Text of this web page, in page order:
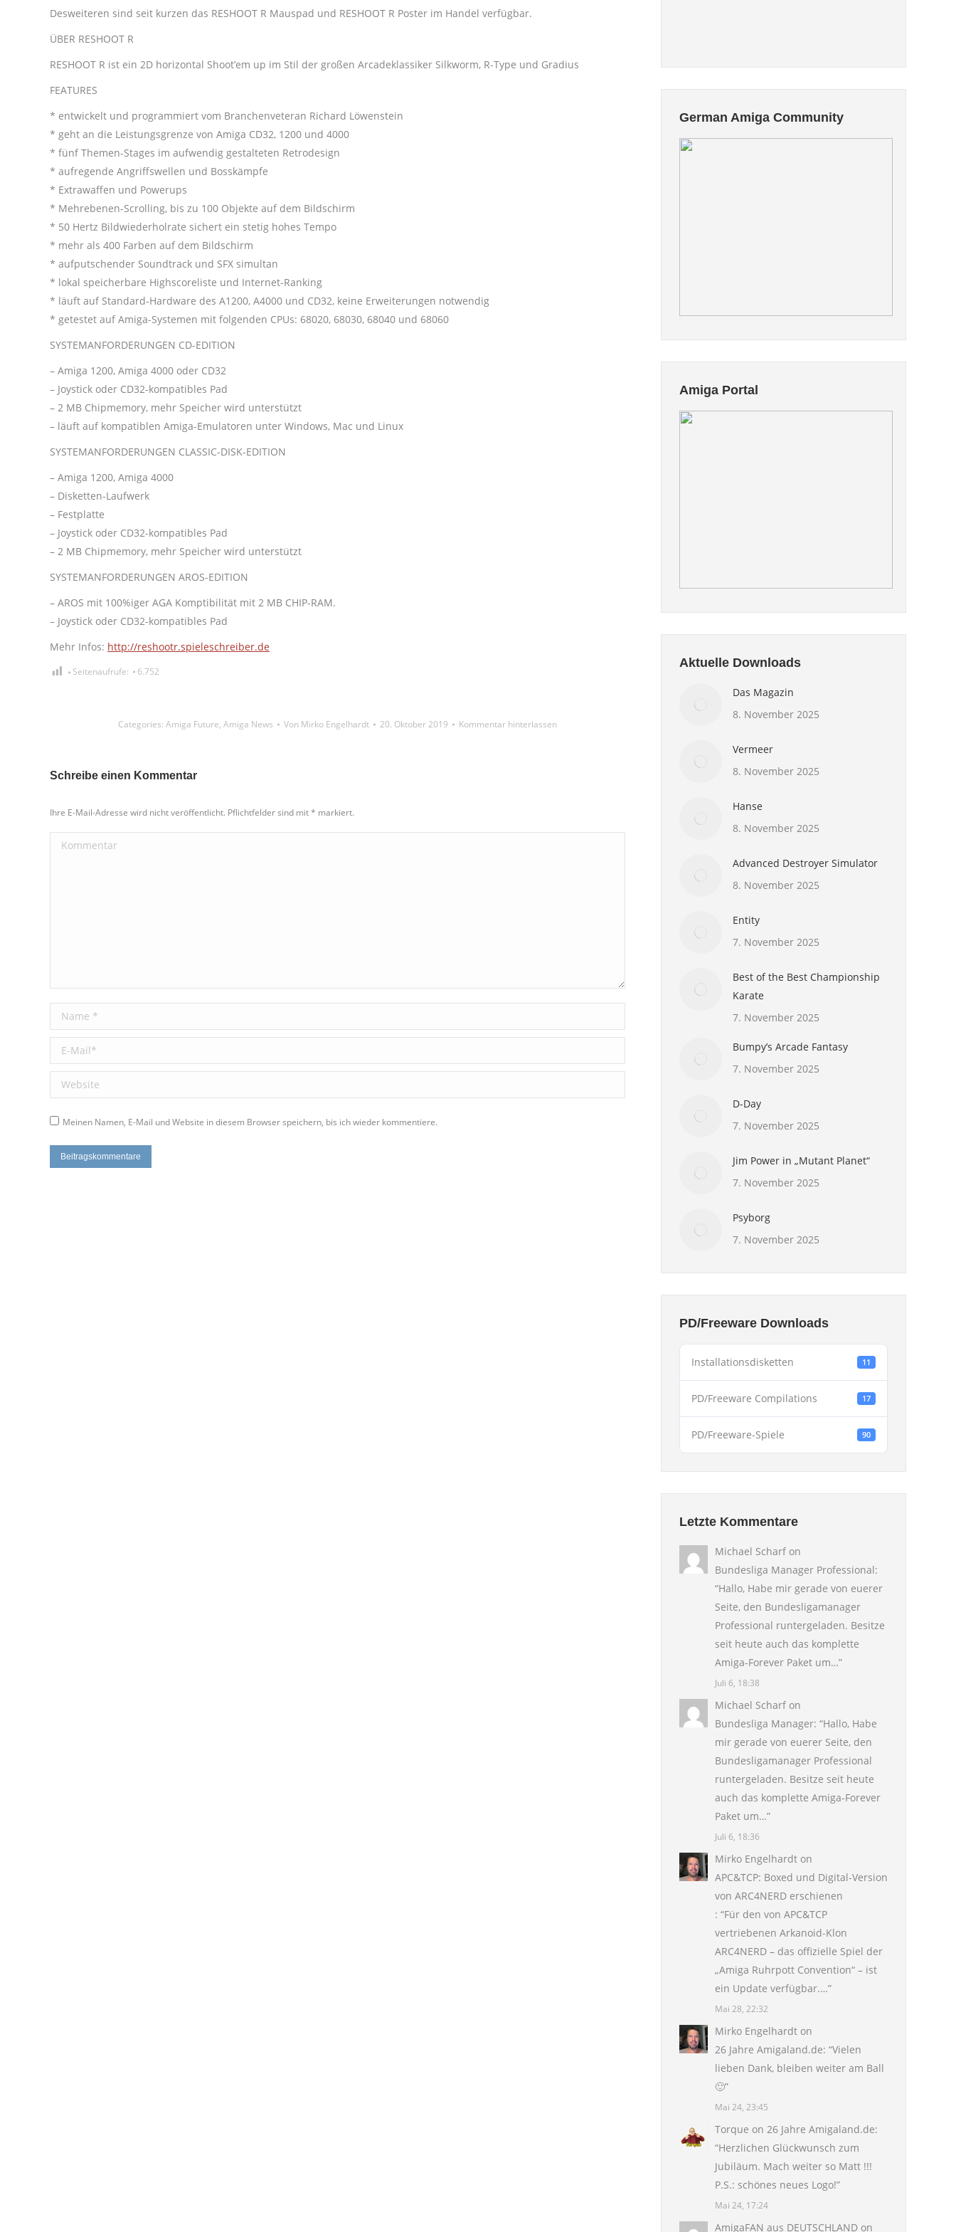
Desweiteren sind seit kurzen das RESHOOT R Mauspad und RESHOOT R Poster im Handel verfügbar.
ÜBER RESHOOT R
RESHOOT R ist ein 2D horizontal Shoot’em up im Stil der großen Arcadeklassiker Silkworm, R-Type und Gradius
FEATURES
* entwickelt und programmiert vom Branchenveteran Richard Löwenstein
* geht an die Leistungsgrenze von Amiga CD32, 1200 und 4000
* fünf Themen-Stages im aufwendig gestalteten Retrodesign
* aufregende Angriffswellen und Bosskämpfe
* Extrawaffen und Powerups
* Mehrebenen-Scrolling, bis zu 100 Objekte auf dem Bildschirm
* 50 Hertz Bildwiederholrate sichert ein stetig hohes Tempo
* mehr als 400 Farben auf dem Bildschirm
* aufputschender Soundtrack und SFX simultan
* lokal speicherbare Highscoreliste und Internet-Ranking
* läuft auf Standard-Hardware des A1200, A4000 und CD32, keine Erweiterungen notwendig
* getestet auf Amiga-Systemen mit folgenden CPUs: 68020, 68030, 68040 und 68060
SYSTEMANFORDERUNGEN CD-EDITION
– Amiga 1200, Amiga 4000 oder CD32
– Joystick oder CD32-kompatibles Pad
– 2 MB Chipmemory, mehr Speicher wird unterstützt
– läuft auf kompatiblen Amiga-Emulatoren unter Windows, Mac und Linux
SYSTEMANFORDERUNGEN CLASSIC-DISK-EDITION
– Amiga 1200, Amiga 4000
– Disketten-Laufwerk
– Festplatte
– Joystick oder CD32-kompatibles Pad
– 2 MB Chipmemory, mehr Speicher wird unterstützt
SYSTEMANFORDERUNGEN AROS-EDITION
– AROS mit 100%iger AGA Komptibilität mit 2 MB CHIP-RAM.
– Joystick oder CD32-kompatibles Pad
Mehr Infos: http://reshootr.spieleschreiber.de
Seitenaufrufe: 6.752
Categories: Amiga Future, Amiga News Von Mirko Engelhardt 20. Oktober 2019 Kommentar hinterlassen
Schreibe einen Kommentar
Ihre E-Mail-Adresse wird nicht veröffentlicht. Pflichtfelder sind mit* markiert.
Kommentar
Name *
E-Mail *
Website
Meinen Namen, E-Mail und Website in diesem Browser speichern, bis ich wieder kommentiere.
Beitragskommentare
German Amiga Community
Amiga Portal
Aktuelle Downloads
Das Magazin
8. November 2025
Vermeer
8. November 2025
Hanse
8. November 2025
Advanced Destroyer Simulator
8. November 2025
Entity
7. November 2025
Best of the Best Championship
Karate
7. November 2025
Bumpy’s Arcade Fantasy
7. November 2025
D-Day
7. November 2025
Jim Power in „Mutant Planet“
7. November 2025
Psyborg
7. November 2025
PD/Freeware Downloads
Installationsdisketten 11
PD/Freeware Compilations 17
PD/Freeware-Spiele 90
Letzte Kommentare
Michael Scharf on
Bundesliga Manager Professional:
“Hallo, Habe mir gerade von euerer
Seite, den Bundesligamanager
Professional runtergeladen. Besitze
seit heute auch das komplette
Amiga-Forever Paket um…”
Juli 6, 18:38
Michael Scharf on
Bundesliga Manager: “Hallo, Habe
mir gerade von euerer Seite, den
Bundesligamanager Professional
runtergeladen. Besitze seit heute
auch das komplette Amiga-Forever
Paket um…”
Juli 6, 18:36
Mirko Engelhardt on
APC&TCP: Boxed und Digital-Version
von ARC4NERD erschienen
: “Für den von APC&TCP
vertriebenen Arkanoid-Klon
ARC4NERD – das offizielle Spiel der
„Amiga Ruhrpott Convention“ – ist
ein Update verfügbar.…”
Mai 28, 22:32
Mirko Engelhardt on
26 Jahre Amigaland.de: “Vielen
lieben Dank, bleiben weiter am Ball
🙂”
Mai 24, 23:45
Torque on 26 Jahre Amigaland.de:
“Herzlichen Glückwunsch zum
Jubiläum. Mach weiter so Matt !!!
P.S.: schönes neues Logo!”
Mai 24, 17:24
AmigaFAN aus DEUTSCHLAND on